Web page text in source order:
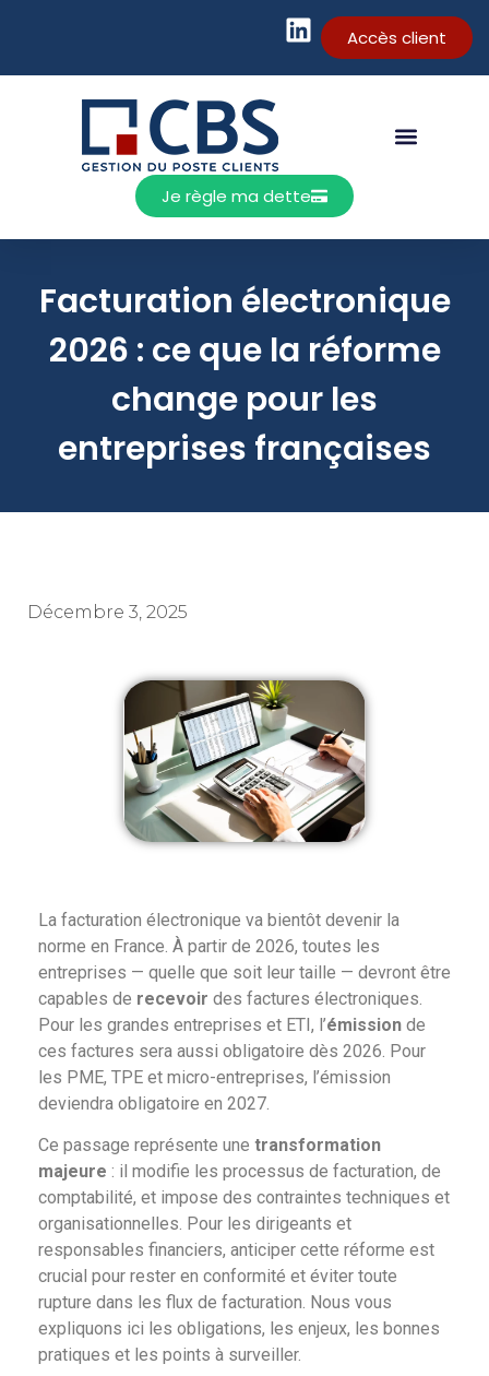
Accès client
Je règle ma dette
Facturation électronique
2026 : ce que la réforme
change pour les
entreprises françaises
Décembre 3, 2025
La facturation électronique va bientôt devenir la
norme en France. À partir de 2026, toutes les
entreprises — quelle que soit leur taille — devront être
capables de recevoir des factures électroniques.
Pour les grandes entreprises et ETI, l’émission de
ces factures sera aussi obligatoire dès 2026. Pour
les PME, TPE et micro-entreprises, l’émission
deviendra obligatoire en 2027.
Ce passage représente une transformation
majeure : il modifie les processus de facturation, de
comptabilité, et impose des contraintes techniques et
organisationnelles. Pour les dirigeants et
responsables financiers, anticiper cette réforme est
crucial pour rester en conformité et éviter toute
rupture dans les flux de facturation. Nous vous
expliquons ici les obligations, les enjeux, les bonnes
pratiques et les points à surveiller.